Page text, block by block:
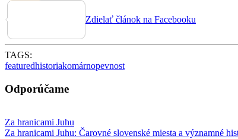
Zdielať článok na Facebooku
TAGS:
featuredhistoriakomárnopevnost
Odporúčame
Za hranicami Juhu
Za hranicami Juhu: Čarovné slovenské miesta a významné